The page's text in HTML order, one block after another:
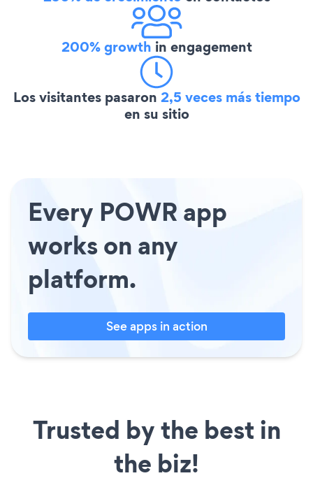
200% growth in engagement
Los visitantes pasaron 2,5 veces más tiempo
en su sitio
Every POWR app
works on any
platform.
See apps in action
Trusted by the best in
the biz!